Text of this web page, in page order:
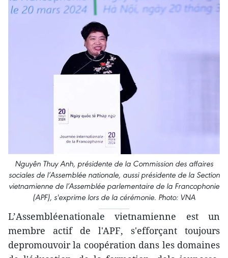
Nguyên Thuy Anh, présidente de la Commission des affaires
sociales de l’Assemblée nationale, aussi présidente de la Section
vietnamienne de l’Assemblée parlementaire de la Francophonie
(APF), s'exprime lors de la cérémonie. Photo: VNA
L’Assembléenationale vietnamienne est un
membre actif de l'APF, s'efforçant toujours
depromouvoir la coopération dans les domaines